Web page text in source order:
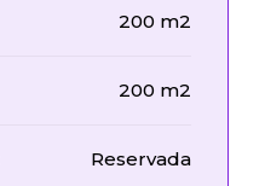
200 m2
200 m2
Reservada